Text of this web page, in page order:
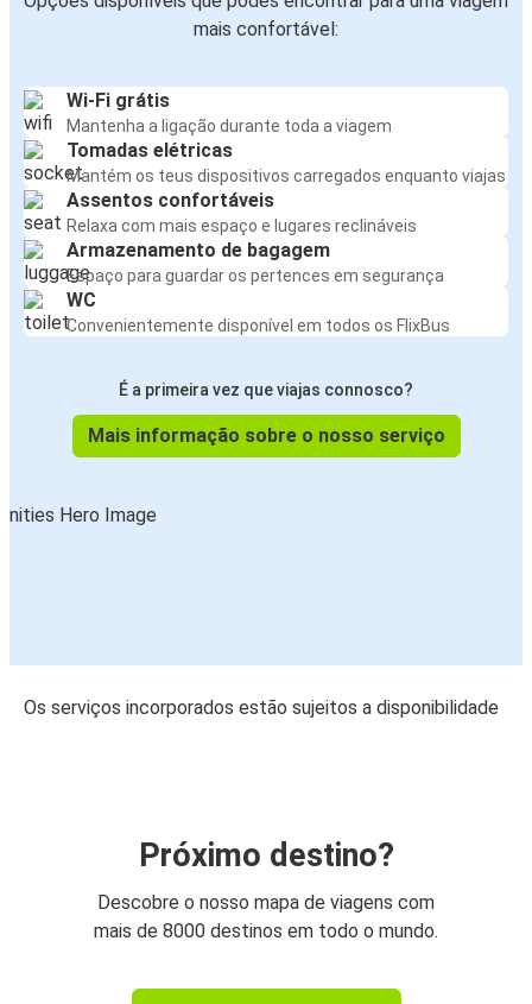
mais confortável:
Wi-Fi grátis
Mantenha a ligação durante toda a viagem
Tomadas elétricas
Mantém os teus dispositivos carregados enquanto viajas
Assentos confortáveis
Relaxa com mais espaço e lugares reclináveis
Armazenamento de bagagem
Espaço para guardar os pertences em segurança
WC
Convenientemente disponível em todos os FlixBus
É a primeira vez que viajas connosco?
Mais informação sobre o nosso serviço
Os serviços incorporados estão sujeitos a disponibilidade
Próximo destino?
Descobre o nosso mapa de viagens com
mais de 8000 destinos em todo o mundo.